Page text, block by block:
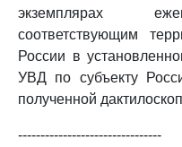
экземплярах
соответствующим
России в
УВД по субъекту
полученной
--------------------------------